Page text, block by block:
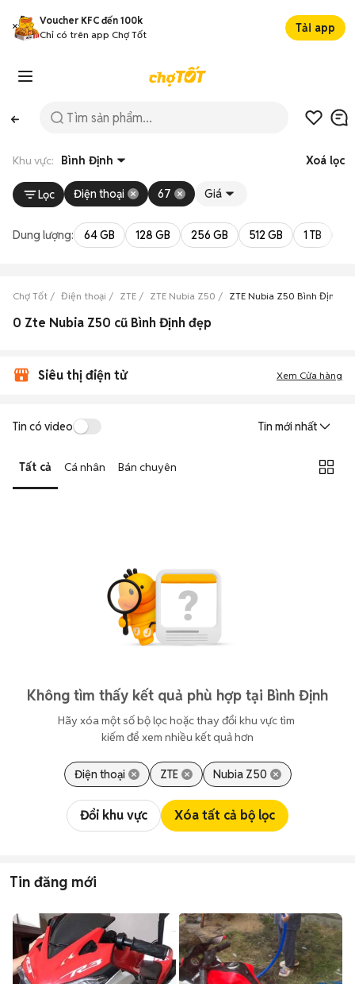
Voucher KFC đến 100k
Chỉ có trên app Chợ Tốt
Tải app
Khu vực: Bình Định Xoá lọc
Lọc Điện thoại 67 Giá
Dung lượng: 64 GB 128 GB 256 GB 512 GB 1 TB
Chợ Tốt Điện thoại ZTE ZTE Nubia Z50 ZTE Nubia Z50 Bình Định
0 Zte Nubia Z50 cũ Bình Định đẹp
Siêu thị điện tử Xem Cửa hàng
Tin có video Tin mới nhất
Tất cả Cá nhân Bán chuyên
Không tìm thấy kết quả phù hợp tại Bình Định
Hãy xóa một số bộ lọc hoặc thay đổi khu vực tìm
kiếm để xem nhiều kết quả hơn
Điện thoại ZTE Nubia Z50
Đổi khu vực Xóa tất cả bộ lọc
Tin đăng mới